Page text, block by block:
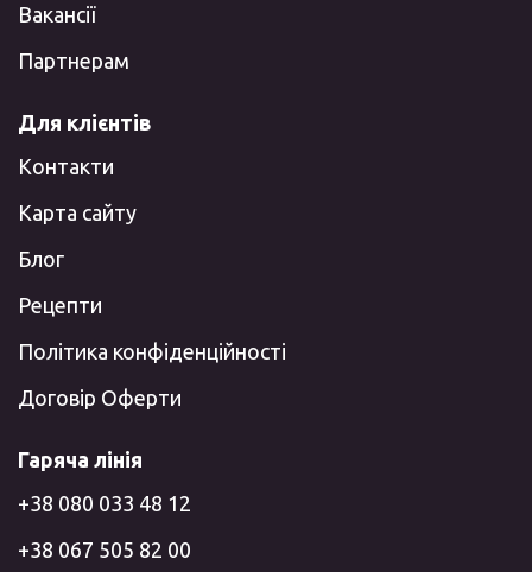
Вакансії
Партнерам
Для клієнтів
Контакти
Карта сайту
Блог
Рецепти
Політика конфіденційності
Договір Оферти
Гаряча лінія
+38 080 033 48 12
+38 067 505 82 00